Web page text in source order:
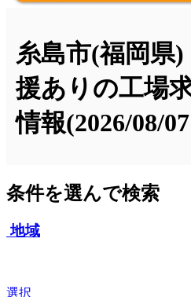
糸島市(福岡県
援ありの工場
情報(2026/08/
条件を選んで検索
地域
選択